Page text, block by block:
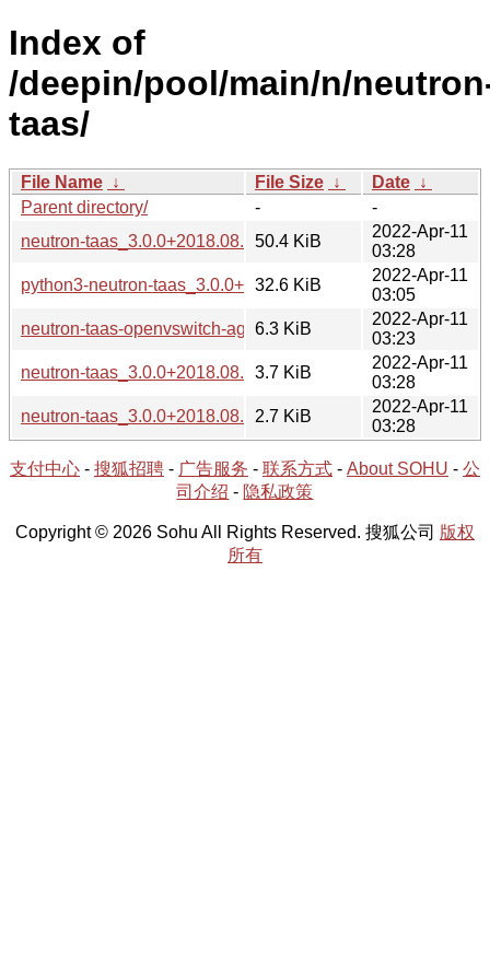
Index of
/deepin/pool/main/n/
taas/
File Name ↓ File Size ↓ Date ↓
Parent directory/
-
-
neutron-taas_3.0.0+2018.08.05.git.84846d52fd.orig.tar.xz
50.4 KiB
2022-Apr-11
03:28
python3-neutron-taas_3.0.0+2018.08.05.git.84846d52fd-
32.6 KiB
2022-Apr-11
03:05
neutron-taas-openvswitch-
6.3 KiB
2022-Apr-11
03:23
neutron-taas_3.0.0+2018.08.05.git.84846d52fd-
3.7 KiB
2022-Apr-11
03:28
neutron-taas_3.0.0+2018.08.05.git.84846d52fd-1.dsc
2.7 KiB
2022-Apr-11
03:28
支付中心 - 搜狐招聘 - 广告服务 - 联系方式 - About SOHU - 公
司介绍 - 隐私政策
Copyright © 2026 Sohu All Rights Reserved. 搜狐公司 版权
所有